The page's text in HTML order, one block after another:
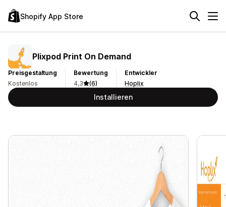
Shopify App Store
Plixpod Print On Demand
Preisgestaltung
Kostenlos
Bewertung
4,3
(6)
Entwickler
Hoplix
Installieren